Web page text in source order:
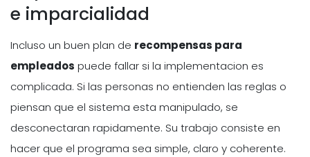
e imparcialidad
Incluso un buen plan de recompensas para
empleados puede fallar si la implementacion es
complicada. Si las personas no entienden las reglas o
piensan que el sistema esta manipulado, se
desconectaran rapidamente. Su trabajo consiste en
hacer que el programa sea simple, claro y coherente.